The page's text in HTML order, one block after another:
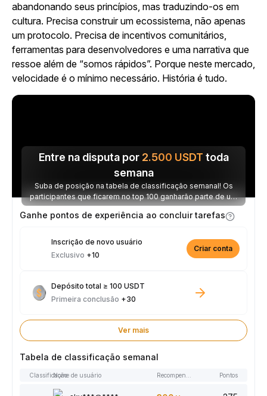
abandonando seus princípios, mas traduzindo-os em
cultura. Precisa construir um ecossistema, não apenas
um protocolo. Precisa de incentivos comunitários,
ferramentas para desenvolvedores e uma narrativa que
ressoe além de “somos rápidos”. Porque neste mercado,
velocidade é o mínimo necessário. História é tudo.
Entre na disputa por 2.500 USDT toda
semana
Suba de posição na tabela de classificação semanal! Os
participantes que ficarem no top 100 ganharão parte de um
prêmio de 2.500 USDT toda semana.
Ganhe pontos de experiência ao concluir tarefas
Inscrição de novo usuário
Exclusivo +10
Criar conta
Depósito total ≥ 100 USDT
Primeira conclusão +30
Ver mais
Tabela de classificação semanal
ClassificaçãoNome de usuário Pontos